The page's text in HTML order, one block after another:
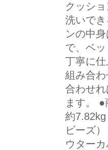
クッシ
洗いで
ンの中
で、ベ
丁寧に
組み合
合わせ
ます。
約
ビーズ
ウター